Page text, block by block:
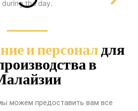
и персонал для
в
можем предоставить вам все